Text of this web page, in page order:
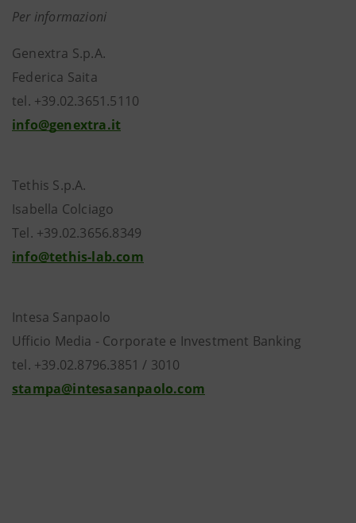
Per informazioni
Genextra S.p.A.
Federica Saita
tel. +39.02.3651.5110
info@genextra.it
Tethis S.p.A.
Isabella Colciago
Tel. +39.02.3656.8349
info@tethis-lab.com
Intesa Sanpaolo
Ufficio Media - Corporate e Investment Banking
tel. +39.02.8796.3851 / 3010
stampa@intesasanpaolo.com